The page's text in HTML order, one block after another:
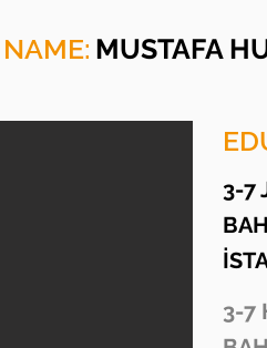
MUSTAFA
3-7
3-7